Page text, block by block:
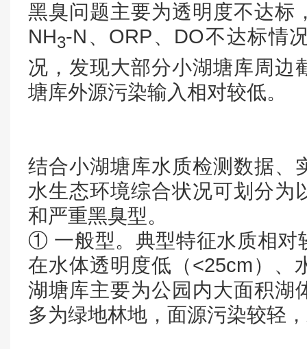
黑臭问题主要为透明度不达标
NH3-N、ORP、DO不达标情
况，发现大部分小湖塘库周边
塘库外源污染输入相对较低。
结合小湖塘库水质检测数据、
水生态环境综合状况可划分为
和严重黑臭型。
① 一般型。典型特征水质相对
在水体透明度低（<25cm）、
湖塘库主要为公园内大面积湖
多为绿地林地，面源污染较轻